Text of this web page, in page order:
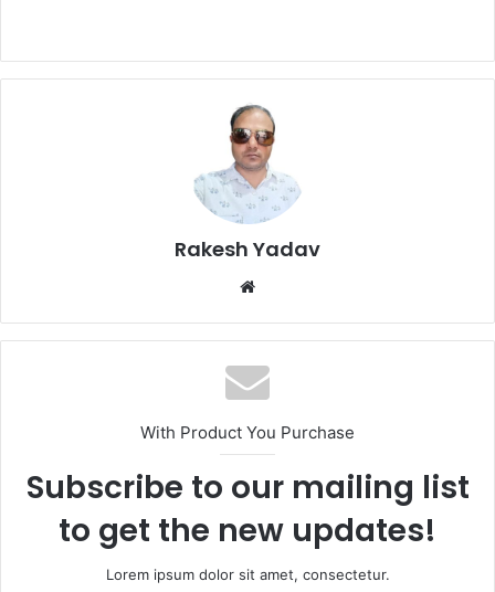
Rakesh Yadav
b
s
i
e
With Product You Purchase
Subscribe to our mailing list
to get the new updates!
Lorem ipsum dolor sit amet, consectetur.